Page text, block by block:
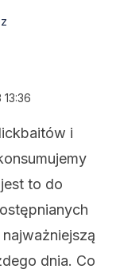
i
to do
dnia. Co